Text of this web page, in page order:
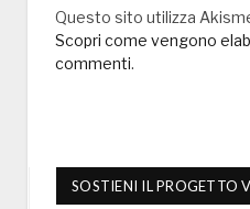
Questo sito utilizza
Scopri come vengono
commenti.
SOSTIENI IL PROGETTO